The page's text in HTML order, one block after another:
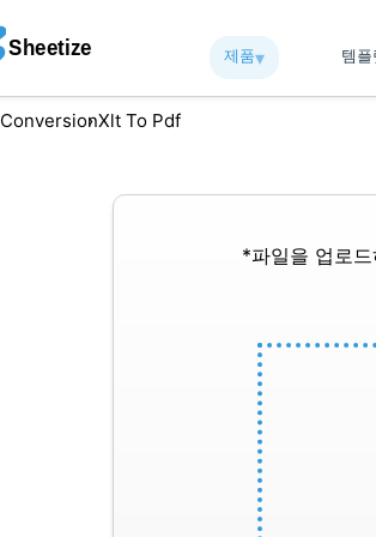
제품▾︎ 템
ConversionXlt To Pdf
*파일을 업로